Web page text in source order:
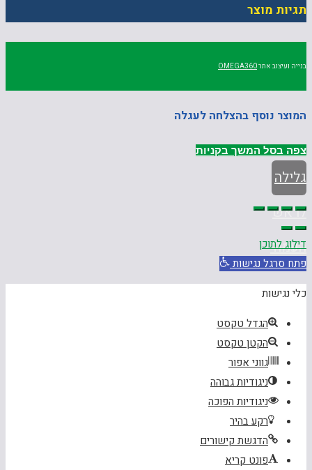
תגיות מוצר
בנייה ועיצוב אתרOMEGA360
המוצר נוסף בהצלחה לעגלה
צפה בסל המשך בקניות
גלילה
לראש
העמוד
דילוג לתוכן
פתח סרגל נגישות
כלי נגישות
הגדל טקסט
הקטן טקסט
גווני אפור
ניגודיות גבוהה
ניגודיות הפוכה
רקע בהיר
הדגשת קישורים
פונט קריא